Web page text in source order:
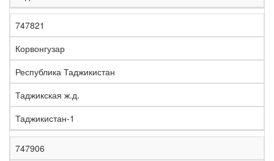
747821
Корвонгузар
Республика Таджикистан
Таджикская ж.д.
Таджикистан-1
747906